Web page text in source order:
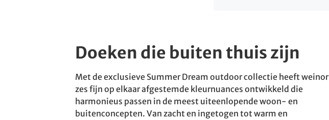
Doeken die buiten thuis zijn
Met de exclusieve Summer Dream outdoor collectie heeft weinor
zes fijn op elkaar afgestemde kleurnuances ontwikkeld die
harmonieus passen in de meest uiteenlopende woon- en
buitenconcepten. Van zacht en ingetogen tot warm en